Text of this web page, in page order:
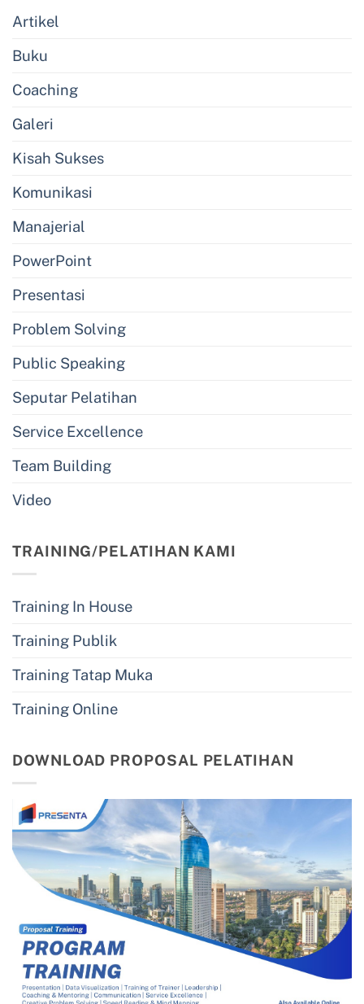
Artikel
Buku
Coaching
Galeri
Kisah Sukses
Komunikasi
Manajerial
PowerPoint
Presentasi
Problem Solving
Public Speaking
Seputar Pelatihan
Service Excellence
Team Building
Video
TRAINING/PELATIHAN KAMI
Training In House
Training Publik
Training Tatap Muka
Training Online
DOWNLOAD PROPOSAL PELATIHAN